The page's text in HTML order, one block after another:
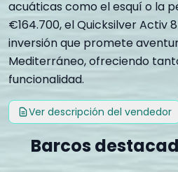
acuáticas como el esquí o la
€164.700, el Quicksilver Activ
inversión que promete
Mediterráneo, ofreciendo
funcionalidad.
Ver descripción del vendedor
Barcos